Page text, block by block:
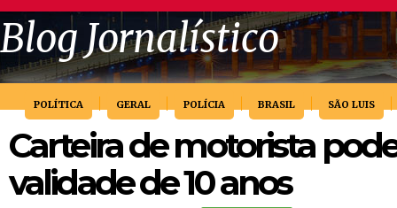
Blog Jornalístico
POLÍTICA GERAL POLÍCIA BRASIL SÃO LUIS
Carteira de motorista
validade de 10 anos